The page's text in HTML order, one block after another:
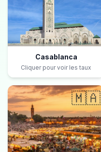
Casablanca
Cliquer pour voir les taux
🇲🇦